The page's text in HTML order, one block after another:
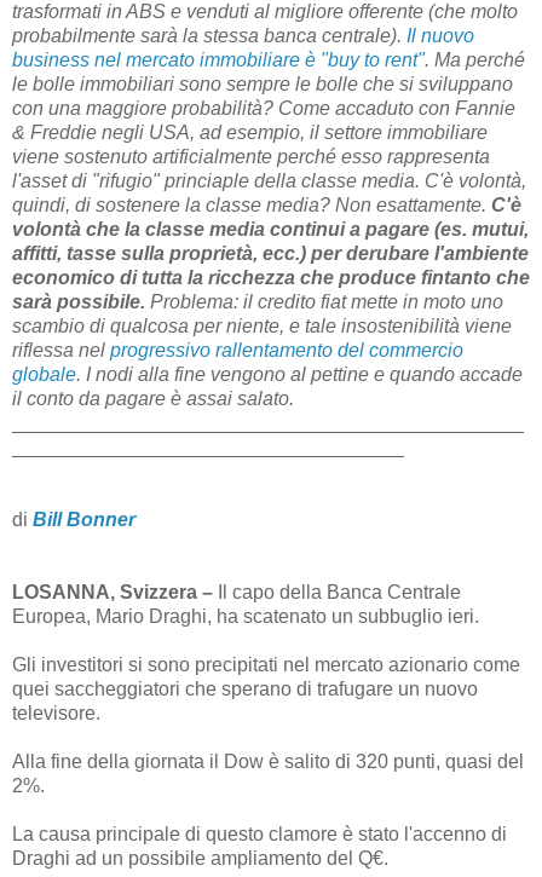
trasformati in ABS e venduti al migliore offerente (che molto
probabilmente sarà la stessa banca centrale). Il nuovo
business nel mercato immobiliare è "buy to rent". Ma perché
le bolle immobiliari sono sempre le bolle che si sviluppano
con una maggiore probabilità? Come accaduto con Fannie
& Freddie negli USA, ad esempio, il settore immobiliare
viene sostenuto artificialmente perché esso rappresenta
l'asset di "rifugio" princiaple della classe media. C'è volontà,
quindi, di sostenere la classe media? Non esattamente. C'è
volontà che la classe media continui a pagare (es. mutui,
affitti, tasse sulla proprietà, ecc.) per derubare l'ambiente
economico di tutta la ricchezza che produce fintanto che
sarà possibile. Problema: il credito fiat mette in moto uno
scambio di qualcosa per niente, e tale insostenibilità viene
riflessa nel progressivo rallentamento del commercio
globale. I nodi alla fine vengono al pettine e quando accade
il conto da pagare è assai salato.
di Bill Bonner
LOSANNA, Svizzera – Il capo della Banca Centrale
Europea, Mario Draghi, ha scatenato un subbuglio ieri.
Gli investitori si sono precipitati nel mercato azionario come
quei saccheggiatori che sperano di trafugare un nuovo
televisore.
Alla fine della giornata il Dow è salito di 320 punti, quasi del
2%.
La causa principale di questo clamore è stato l'accenno di
Draghi ad un possibile ampliamento del Q€.